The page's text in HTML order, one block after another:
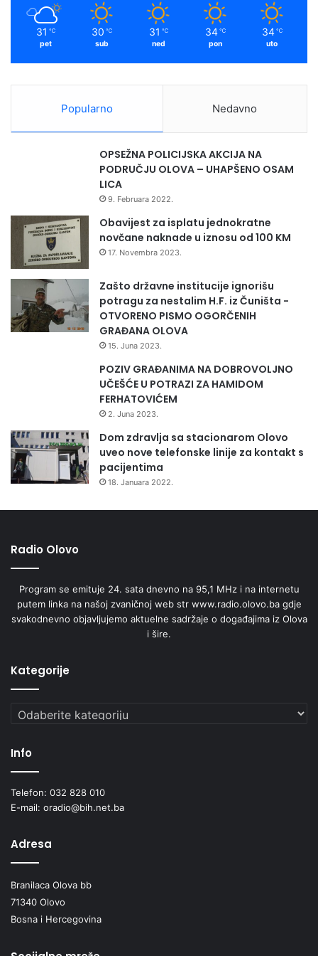
31 ℃
pet
30 ℃
sub
31 ℃
ned
34 ℃
pon
34 ℃
uto
Popularno Nedavno
OPSEŽNA POLICIJSKA AKCIJA NA
PODRUČJU OLOVA – UHAPŠENO OSAM
LICA
9. Februara 2022.
Obavijest za isplatu jednokratne
novčane naknade u iznosu od 100 KM
17. Novembra 2023.
Zašto državne institucije ignorišu
potragu za nestalim H.F. iz Čuništa -
OTVORENO PISMO OGORČENIH
GRAĐANA OLOVA
15. Juna 2023.
POZIV GRAĐANIMA NA DOBROVOLJNO
UČEŠĆE U POTRAZI ZA HAMIDOM
FERHATOVIĆEM
2. Juna 2023.
Dom zdravlja sa stacionarom Olovo
uveo nove telefonske linije za kontakt s
pacijentima
18. Januara 2022.
Radio Olovo
Program se emituje 24. sata dnevno na 95,1 MHz i na internetu
putem linka na našoj zvaničnoj web str www.radio.olovo.ba gdje
svakodnevno objavljujemo aktuelne sadržaje o događajima iz Olova
i šire.
Kategorije
Kategorije
Info
Telefon: 032 828 010
E-mail: oradio@bih.net.ba
Adresa
Branilaca Olova bb
71340 Olovo
Bosna i Hercegovina